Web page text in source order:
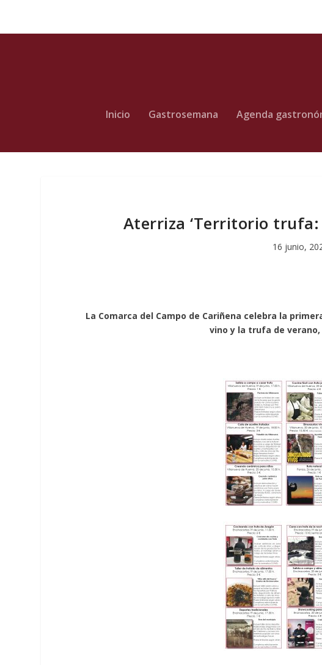
Inicio Gastrosemana Agenda
Aterriza ‘Territorio trufa:
16 junio,
La Comarca del Campo de Cariñena celebra la
vino y la trufa de verano,